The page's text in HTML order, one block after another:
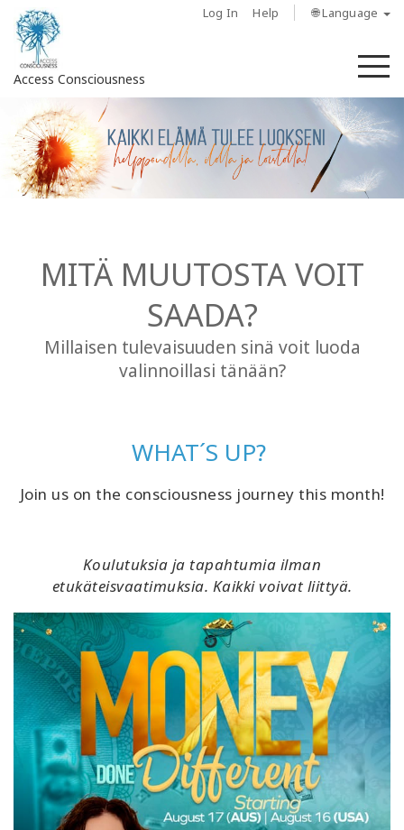
Log In Help 🌐 Language
Access Consciousness
Sign
in
to
Your
About
CONTACT
SEARCH
MITÄ MUUTOSTA VOIT
SAADA?
Millaisen tulevaisuuden sinä voit luoda
valinnoillasi tänään?
WHAT´S UP?
Join us on the consciousness journey this month!
Koulutuksia ja tapahtumia ilman
etukäteisvaatimuksia. Kaikki voivat liittyä.